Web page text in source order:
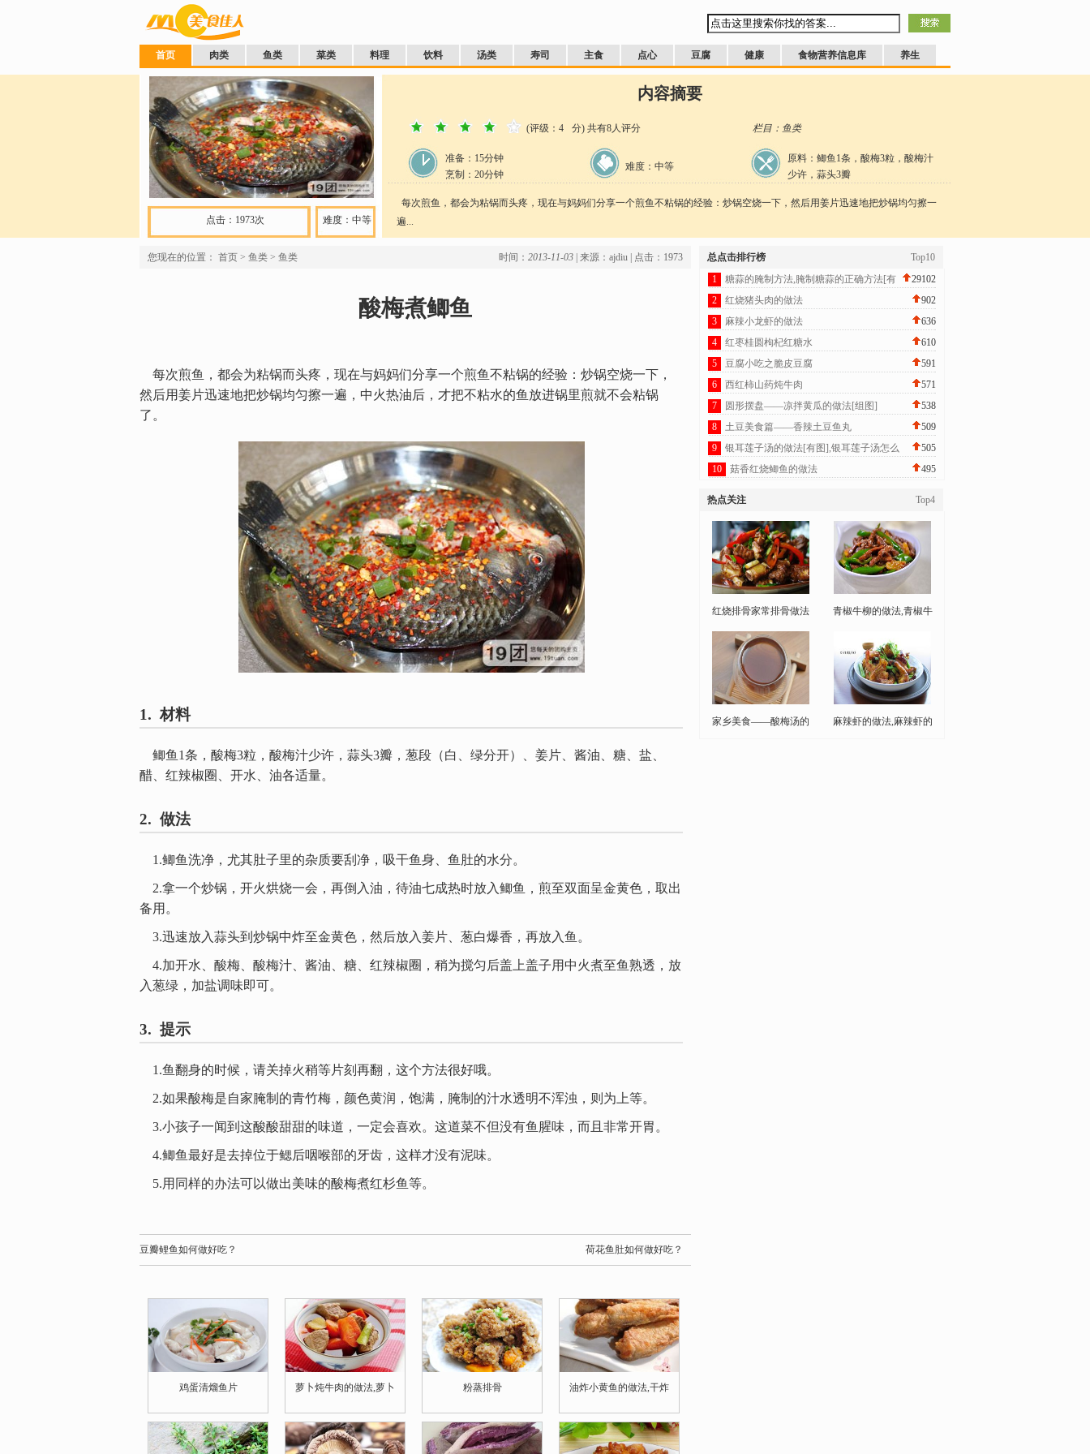
首页 肉类 鱼类 菜类 料理 饮料 汤类 寿司 主食 点心 豆腐 健康 食物营养信息库 养生
难度：中等
点击：1973次
内容摘要
(评级： 4 分) 共有8人评分 栏目：鱼类
准备： 15分钟
烹制： 20分钟
难度：中等
原料：鲫鱼1条，酸梅3粒，酸梅汁
少许，蒜头3瓣
每次煎鱼，都会为粘锅而头疼，现在与妈妈们分享一个煎鱼不粘锅的经验：炒锅空烧一下，然后用姜片迅速地把炒锅均匀擦一
遍...
时间： 2013-11-03 | 来源：ajdiu | 点击：1973
您现在的位置： 首页 > 鱼类 > 鱼类
酸梅煮鲫鱼
每次煎鱼，都会为粘锅而头疼，现在与妈妈们分享一个煎鱼不粘锅的经验：炒锅空烧一下，
然后用姜片迅速地把炒锅均匀擦一遍，中火热油后，才把不粘水的鱼放进锅里煎就不会粘锅
了。
1. 材料
鲫鱼1条，酸梅3粒，酸梅汁少许，蒜头3瓣，葱段（白、绿分开）、姜片、酱油、糖、盐、
醋、红辣椒圈、开水、油各适量。
2. 做法
1.鲫鱼洗净，尤其肚子里的杂质要刮净，吸干鱼身、鱼肚的水分。
2.拿一个炒锅，开火烘烧一会，再倒入油，待油七成热时放入鲫鱼，煎至双面呈金黄色，取出
备用。
3.迅速放入蒜头到炒锅中炸至金黄色，然后放入姜片、葱白爆香，再放入鱼。
4.加开水、酸梅、酸梅汁、酱油、糖、红辣椒圈，稍为搅匀后盖上盖子用中火煮至鱼熟透，放
入葱绿，加盐调味即可。
3. 提示
1.鱼翻身的时候，请关掉火稍等片刻再翻，这个方法很好哦。
2.如果酸梅是自家腌制的青竹梅，颜色黄润，饱满，腌制的汁水透明不浑浊，则为上等。
3.小孩子一闻到这酸酸甜甜的味道，一定会喜欢。这道菜不但没有鱼腥味，而且非常开胃。
4.鲫鱼最好是去掉位于鳃后咽喉部的牙齿，这样才没有泥味。
5.用同样的办法可以做出美味的酸梅煮红杉鱼等。
荷花鱼肚如何做好吃？
豆瓣鲤鱼如何做好吃？
鸡蛋清熘鱼片 萝卜炖牛肉的做法,萝卜 粉蒸排骨 油炸小黄鱼的做法,干炸
Top10
总点击排行榜
29102
1
糖蒜的腌制方法,腌制糖蒜的正确方法[有
902
2
红烧猪头肉的做法
636
3
麻辣小龙虾的做法
610
4
红枣桂圆枸杞红糖水
591
5
豆腐小吃之脆皮豆腐
571
6
西红柿山药炖牛肉
538
7
圆形摆盘——凉拌黄瓜的做法[组图]
509
8
土豆美食篇——香辣土豆鱼丸
505
9
银耳莲子汤的做法[有图],银耳莲子汤怎么
495
10 菇香红烧鲫鱼的做法
Top4
热点关注
红烧排骨家常排骨做法 青椒牛柳的做法,青椒牛
家乡美食——酸梅汤的 麻辣虾的做法,麻辣虾的